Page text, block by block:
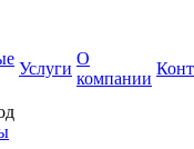
Услуги
О
компании